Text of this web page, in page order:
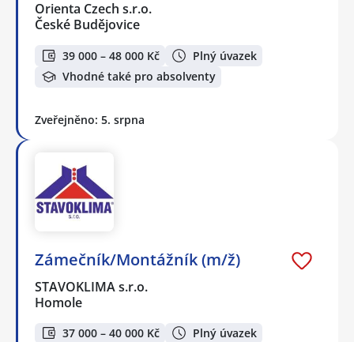
Orienta Czech s.r.o.
České Budějovice
39 000 – 48 000 Kč
Plný úvazek
Vhodné také pro absolventy
Zveřejněno: 5. srpna
Zámečník/Montážník (m/ž)
STAVOKLIMA s.r.o.
Homole
37 000 – 40 000 Kč
Plný úvazek